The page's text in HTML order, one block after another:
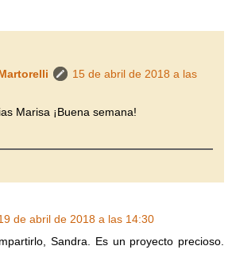
15 de abril de 2018 a las
Marisa ¡Buena semana!
de abril de 2018 a las 14:30
Sandra. Es un proyecto precioso.